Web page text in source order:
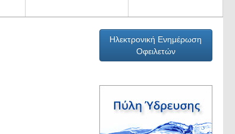
Ηλεκτρονική Ενημέρωση
Οφειλετών